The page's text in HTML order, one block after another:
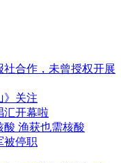
合作，未曾授权开展
》关注
汇开幕啦
酸 渔获也需核酸
被停职